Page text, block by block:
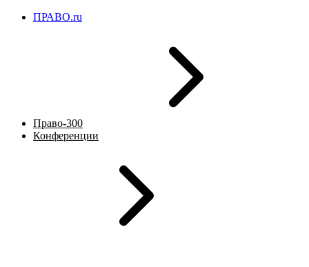
ПРАВО.ru
Право-300
Конференции